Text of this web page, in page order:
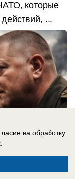
которые
...
на обработку